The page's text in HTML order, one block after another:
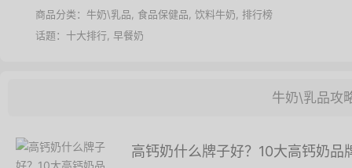
商品分类： 牛奶\乳品 食品保健品 饮料牛奶 排行榜
话题： 十大排行 早餐奶
牛奶\乳品攻
高钙奶什么牌子好？10大高钙奶品